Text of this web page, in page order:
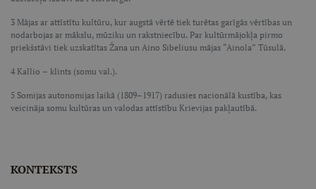
3 Mājas ar attīstītu kultūru, kur augstā vērtē tiek turētas garīgās vērtības un
nodarbojas ar mākslu, mūziku un rakstniecību. Par kultūrmājokļa pirmo
priekšstāvi tiek uzskatītas Žana un Aino Sibeliusu mājas “Ainola” Tūsulā.
4 Kallio – klints (somu val.).
5 Somijas autonomijas laikā (1809–1917) radusies nacionālā kustība, kas
veicināja somu kultūras un valodas attīstību Krievijas pakļautībā.
KONTEKSTS